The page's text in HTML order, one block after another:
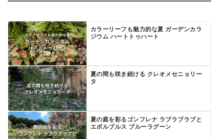
カラーリーフも魅力的な夏 ガーデンカラ
ジウム ハートトゥハート
夏の間も咲き続ける クレオメセニョリー
タ
夏の庭を彩るゴンフレナ ラブラブラブと
エボルブルス ブルーラグーン